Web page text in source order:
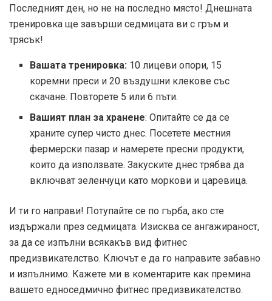
Последният ден, но не на последно място! Днешната
тренировка ще завърши седмицата ви с гръм и
трясък!
Вашата тренировка: 10 лицеви опори, 15
коремни преси и 20 въздушни клекове със
скачане. Повторете 5 или 6 пъти.
Вашият план за хранене: Опитайте се да се
храните супер чисто днес. Посетете местния
фермерски пазар и намерете пресни продукти,
които да използвате. Закуските днес трябва да
включват зеленчуци като моркови и царевица.
И ти го направи! Потупайте се по гърба, ако сте
издържали през седмицата. Изисква се ангажираност,
за да се изпълни всякакъв вид фитнес
предизвикателство. Ключът е да го направите забавно
и изпълнимо. Кажете ми в коментарите как премина
вашето едноседмично фитнес предизвикателство.